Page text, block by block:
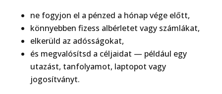
ne fogyjon el a pénzed a hónap vége előtt,
könnyebben fizess albérletet vagy számlákat,
elkerüld az adósságokat,
és megvalósítsd a céljaidat — például egy
utazást, tanfolyamot, laptopot vagy
jogosítványt.